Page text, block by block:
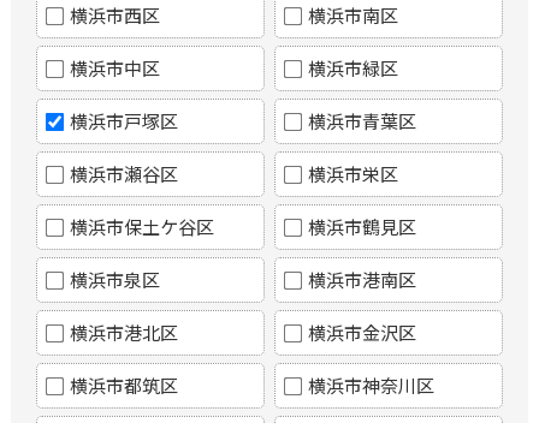
横浜市西区 横浜市南区
横浜市中区 横浜市緑区
横浜市戸塚区 横浜市青葉区
横浜市瀬谷区 横浜市栄区
横浜市保土ケ谷区 横浜市鶴見区
横浜市泉区 横浜市港南区
横浜市港北区 横浜市金沢区
横浜市都筑区 横浜市神奈川区